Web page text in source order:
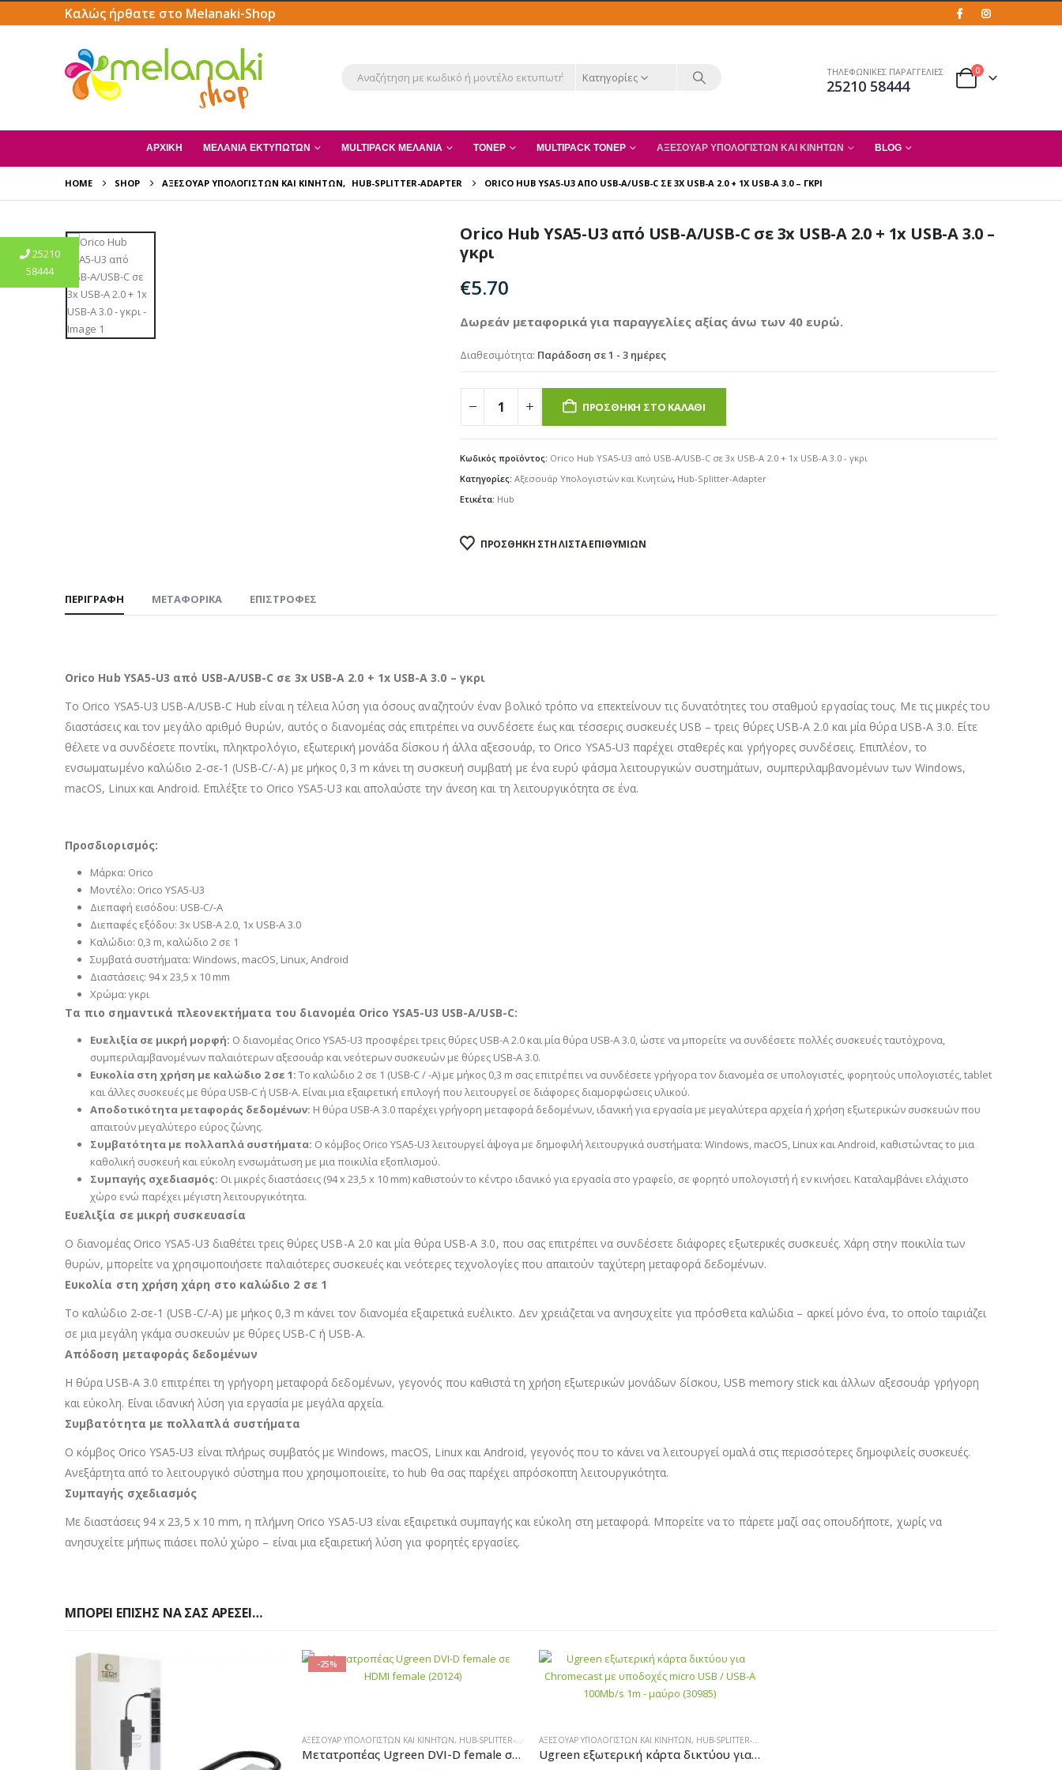
Καλώς ήρθατε στο Melanaki-Shop
Κατηγορίες ΤΗΛΕΦΩΝΙΚΕΣ ΠΑΡΑΓΓΕΛΙΕΣ
25210 58444
0
ΑΡΧΙΚΗ ΜΕΛΆΝΙΑ ΕΚΤΥΠΩΤΏΝ MULTIPACK ΜΕΛΆΝΙΑ ΤΌΝΕΡ MULTIPACK ΤΌΝΕΡ ΑΞΕΣΟΥΆΡ ΥΠΟΛΟΓΙΣΤΏΝ ΚΑΙ ΚΙΝΗΤΏΝ BLOG
HOME SHOP ΑΞΕΣΟΥΆΡ ΥΠΟΛΟΓΙΣΤΏΝ ΚΑΙ ΚΙΝΗΤΏΝ, HUB-SPLITTER-ADAPTER ORICO HUB YSA5-U3 ΑΠΌ USB-A/USB-C ΣΕ 3X USB-A 2.0 + 1X USB-A 3.0 – ΓΚΡΙ
Orico Hub YSA5-U3 από USB-A/USB-C σε 3x USB-A 2.0 + 1x USB-A 3.0 –
γκρι
€5.70
Δωρεάν μεταφορικά για παραγγελίες αξίας άνω των 40 ευρώ.
Διαθεσιμότητα: Παράδοση σε 1 - 3 ημέρες
ΠΡΟΣΘΉΚΗ ΣΤΟ ΚΑΛΆΘΙ
Κωδικός προϊόντος: Orico Hub YSA5-U3 από USB-A/USB-C σε 3x USB-A 2.0 + 1x USB-A 3.0 - γκρι
Κατηγορίες: Αξεσουάρ Υπολογιστών και Κινητών, Hub-Splitter-Adapter
Ετικέτα: Hub
ΠΡΟΣΘΉΚΗ ΣΤΗ ΛΊΣΤΑ ΕΠΙΘΥΜΙΏΝ
ΠΕΡΙΓΡΑΦΉ ΜΕΤΑΦΟΡΙΚΆ ΕΠΙΣΤΡΟΦΈΣ
Orico Hub YSA5-U3 από USB-A/USB-C σε 3x USB-A 2.0 + 1x USB-A 3.0 – γκρι
Το Orico YSA5-U3 USB-A/USB-C Hub είναι η τέλεια λύση για όσους αναζητούν έναν βολικό τρόπο να επεκτείνουν τις δυνατότητες του σταθμού εργασίας τους. Με τις μικρές του
διαστάσεις και τον μεγάλο αριθμό θυρών, αυτός ο διανομέας σάς επιτρέπει να συνδέσετε έως και τέσσερις συσκευές USB – τρεις θύρες USB-A 2.0 και μία θύρα USB-A 3.0. Είτε
θέλετε να συνδέσετε ποντίκι, πληκτρολόγιο, εξωτερική μονάδα δίσκου ή άλλα αξεσουάρ, το Orico YSA5-U3 παρέχει σταθερές και γρήγορες συνδέσεις. Επιπλέον, το
ενσωματωμένο καλώδιο 2-σε-1 (USB-C/-A) με μήκος 0,3 m κάνει τη συσκευή συμβατή με ένα ευρύ φάσμα λειτουργικών συστημάτων, συμπεριλαμβανομένων των Windows,
macOS, Linux και Android. Επιλέξτε το Orico YSA5-U3 και απολαύστε την άνεση και τη λειτουργικότητα σε ένα.
Προσδιορισμός:
Μάρκα: Orico
Μοντέλο: Orico YSA5-U3
Διεπαφή εισόδου: USB-C/-A
Διεπαφές εξόδου: 3x USB-A 2.0, 1x USB-A 3.0
Καλώδιο: 0,3 m, καλώδιο 2 σε 1
Συμβατά συστήματα: Windows, macOS, Linux, Android
Διαστάσεις: 94 x 23,5 x 10 mm
Χρώμα: γκρι
Τα πιο σημαντικά πλεονεκτήματα του διανομέα Orico YSA5-U3 USB-A/USB-C:
Ευελιξία σε μικρή μορφή: Ο διανομέας Orico YSA5-U3 προσφέρει τρεις θύρες USB-A 2.0 και μία θύρα USB-A 3.0, ώστε να μπορείτε να συνδέσετε πολλές συσκευές ταυτόχρονα,
συμπεριλαμβανομένων παλαιότερων αξεσουάρ και νεότερων συσκευών με θύρες USB-A 3.0.
Ευκολία στη χρήση με καλώδιο 2 σε 1: Το καλώδιο 2 σε 1 (USB-C / -A) με μήκος 0,3 m σας επιτρέπει να συνδέσετε γρήγορα τον διανομέα σε υπολογιστές, φορητούς υπολογιστές, tablet
και άλλες συσκευές με θύρα USB-C ή USB-A. Είναι μια εξαιρετική επιλογή που λειτουργεί σε διάφορες διαμορφώσεις υλικού.
Αποδοτικότητα μεταφοράς δεδομένων: Η θύρα USB-A 3.0 παρέχει γρήγορη μεταφορά δεδομένων, ιδανική για εργασία με μεγαλύτερα αρχεία ή χρήση εξωτερικών συσκευών που
απαιτούν μεγαλύτερο εύρος ζώνης.
Συμβατότητα με πολλαπλά συστήματα: Ο κόμβος Orico YSA5-U3 λειτουργεί άψογα με δημοφιλή λειτουργικά συστήματα: Windows, macOS, Linux και Android, καθιστώντας το μια
καθολική συσκευή και εύκολη ενσωμάτωση με μια ποικιλία εξοπλισμού.
Συμπαγής σχεδιασμός: Οι μικρές διαστάσεις (94 x 23,5 x 10 mm) καθιστούν το κέντρο ιδανικό για εργασία στο γραφείο, σε φορητό υπολογιστή ή εν κινήσει. Καταλαμβάνει ελάχιστο
χώρο ενώ παρέχει μέγιστη λειτουργικότητα.
Ευελιξία σε μικρή συσκευασία
Ο διανομέας Orico YSA5-U3 διαθέτει τρεις θύρες USB-A 2.0 και μία θύρα USB-A 3.0, που σας επιτρέπει να συνδέσετε διάφορες εξωτερικές συσκευές. Χάρη στην ποικιλία των
θυρών, μπορείτε να χρησιμοποιήσετε παλαιότερες συσκευές και νεότερες τεχνολογίες που απαιτούν ταχύτερη μεταφορά δεδομένων.
Ευκολία στη χρήση χάρη στο καλώδιο 2 σε 1
Το καλώδιο 2-σε-1 (USB-C/-A) με μήκος 0,3 m κάνει τον διανομέα εξαιρετικά ευέλικτο. Δεν χρειάζεται να ανησυχείτε για πρόσθετα καλώδια – αρκεί μόνο ένα, το οποίο ταιριάζει
σε μια μεγάλη γκάμα συσκευών με θύρες USB-C ή USB-A.
Απόδοση μεταφοράς δεδομένων
Η θύρα USB-A 3.0 επιτρέπει τη γρήγορη μεταφορά δεδομένων, γεγονός που καθιστά τη χρήση εξωτερικών μονάδων δίσκου, USB memory stick και άλλων αξεσουάρ γρήγορη
και εύκολη. Είναι ιδανική λύση για εργασία με μεγάλα αρχεία.
Συμβατότητα με πολλαπλά συστήματα
Ο κόμβος Orico YSA5-U3 είναι πλήρως συμβατός με Windows, macOS, Linux και Android, γεγονός που το κάνει να λειτουργεί ομαλά στις περισσότερες δημοφιλείς συσκευές.
Ανεξάρτητα από το λειτουργικό σύστημα που χρησιμοποιείτε, το hub θα σας παρέχει απρόσκοπτη λειτουργικότητα.
Συμπαγής σχεδιασμός
Με διαστάσεις 94 x 23,5 x 10 mm, η πλήμνη Orico YSA5-U3 είναι εξαιρετικά συμπαγής και εύκολη στη μεταφορά. Μπορείτε να το πάρετε μαζί σας οπουδήποτε, χωρίς να
ανησυχείτε μήπως πιάσει πολύ χώρο – είναι μια εξαιρετική λύση για φορητές εργασίες.
ΜΠΟΡΕΊ ΕΠΊΣΗΣ ΝΑ ΣΑΣ ΑΡΈΣΕΙ…
-25%
ΑΞΕΣΟΥΆΡ ΥΠΟΛΟΓΙΣΤΏΝ ΚΑΙ ΚΙΝΗΤΏΝ, HUB-SPLITTER-ADAPTER ,SALES
Μετατροπέας Ugreen DVI-D female σε HDMI female (20124)
ΑΞΕΣΟΥΆΡ ΥΠΟΛΟΓΙΣΤΏΝ ΚΑΙ ΚΙΝΗΤΏΝ, HUB-SPLITTER-ADAPTER
Ugreen εξωτερική κάρτα δικτύου για Chromecast με υποδοχές micro USB / USB-A 100Mb/s 1m – μαύρο (30985)
25210
58444